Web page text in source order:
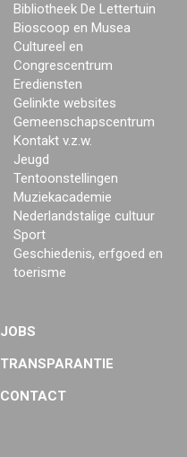
Bibliotheek De Lettertuin
Bioscoop en Musea
Cultureel en
Congrescentrum
Erediensten
Gelinkte websites
Gemeenschapscentrum
Kontakt v.z.w.
Jeugd
Tentoonstellingen
Muziekacademie
Nederlandstalige cultuur
Sport
Geschiedenis, erfgoed en
toerisme
JOBS
TRANSPARANTIE
CONTACT